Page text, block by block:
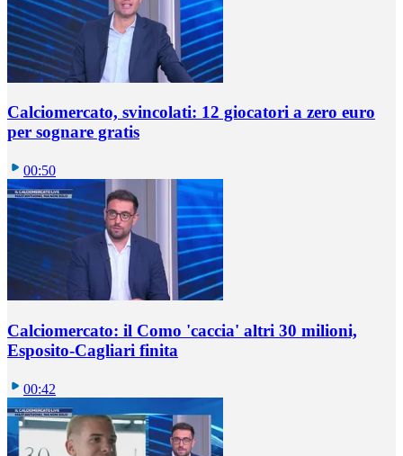
Calciomercato, svincolati: 12 giocatori a zero euro
per sognare gratis
00:50
Calciomercato: il Como 'caccia' altri 30 milioni,
Esposito-Cagliari finita
00:42